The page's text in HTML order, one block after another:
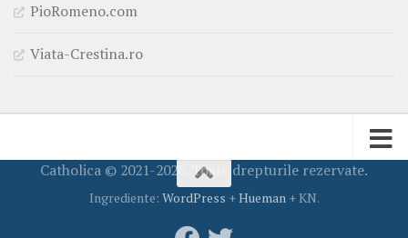
PioRomeno.com
Viata-Crestina.ro
Catholica © 2021-2026. Toate drepturile rezervate.
Ingrediente: WordPress +Hueman+ KN.